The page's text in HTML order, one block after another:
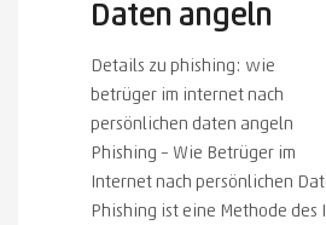
Daten angeln
Details zu phishing: wie
betrüger im internet nach
persönlichen daten angeln
Phishing – Wie Betrüger im
Internet nach persönlichen
Phishing ist eine Methode des